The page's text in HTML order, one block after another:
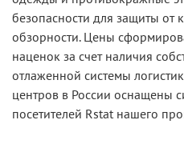
безопасности для защиты от
обзорности. Цены
наценок за счет наличия
отлаженной системы
центров в России оснащены
посетителей Rstat нашего